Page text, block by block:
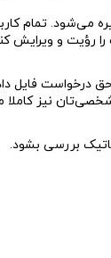
می‌شود. تمام
را رؤیت و ویرایش
درخواست فایل
نیز کاملا
بررسی بشود.